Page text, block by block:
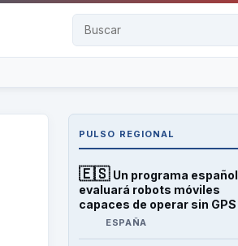
Buscar
PULSO REGIONAL
🇪🇸 Un programa español
evaluará robots móviles
capaces de operar sin GPS
ESPAÑA